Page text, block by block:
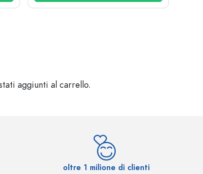
aggiunti al carrello.
oltre 1 milione di clienti